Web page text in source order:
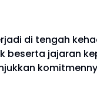
di tengah
beserta jajaran